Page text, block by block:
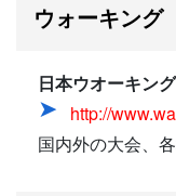
ウォーキング
日本ウオーキン
http://
国内外の大会、